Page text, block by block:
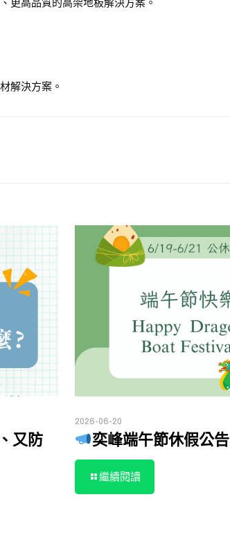
更高品質的高架地板解決方案。
解決方案。
又防
2026-06-20
奕峰端午節休假公告
繼續閱讀